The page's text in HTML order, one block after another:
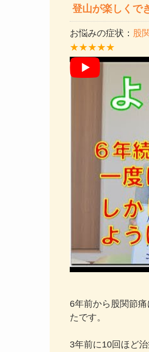
登山が楽しくで
お悩みの症状： 股
★★★★★
6年前から股関節
たです。
3年前に10回ほど